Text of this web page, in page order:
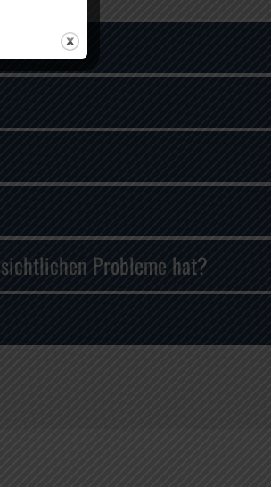
Probleme hat?